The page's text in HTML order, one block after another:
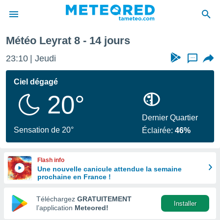
de
en
Météo Leyrat 8 - 14 jours
23:10 Jeudi ...
Ciel dégagé
20°
Sensation de 20°
Dernier Quartier
Éclairée:46%
Flash info
Une nouvelle canicule attendue la semaine
prochaine en France !
Téléchargez GRATUITEMENT
l’application Meteored!
Installer